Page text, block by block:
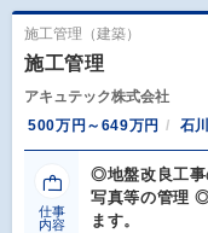
施工管理（建築）
施工管理
アキュテック株式会社
500万円～649万円
石
仕事
内容
◎地盤改良工
写真等の管理
ます。